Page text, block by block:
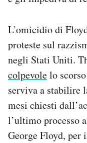
L’omicidio di
proteste sul
negli Stati Uniti.
colpevolelo
serviva a stabilire
mesi chiesti
l’ultimo processo
George Floyd, per